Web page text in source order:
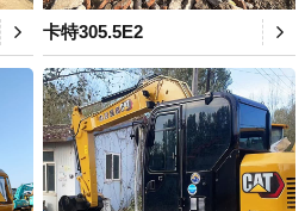
卡特305.5E2